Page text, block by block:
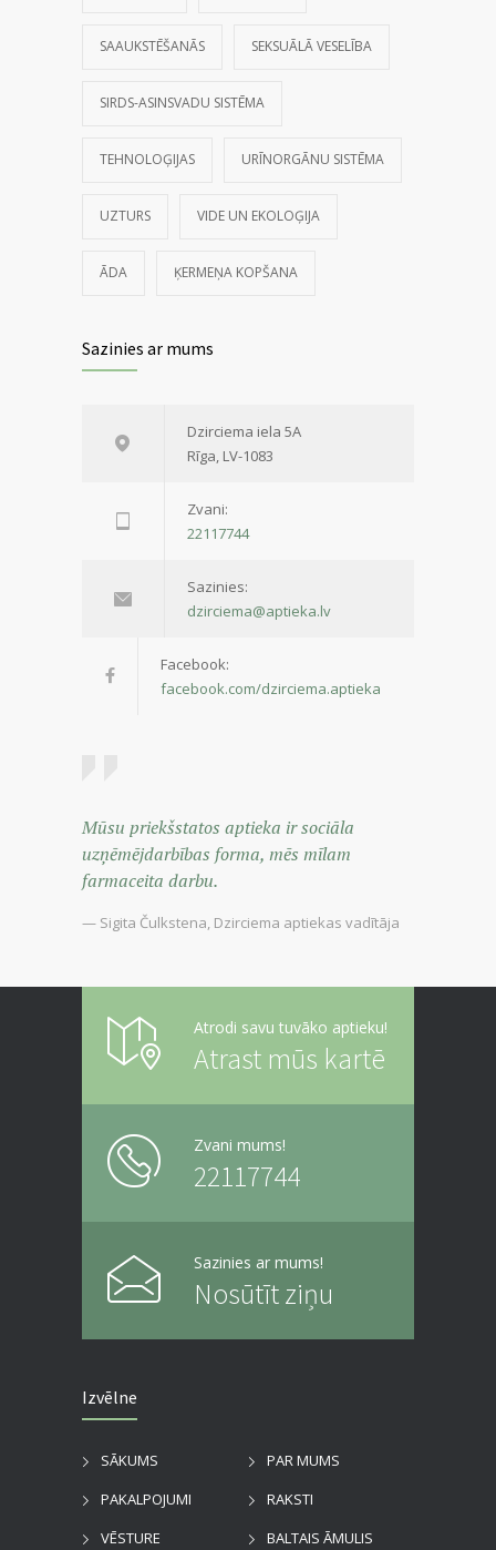
SAAUKSTĒŠANĀS SEKSUĀLĀ VESELĪBA
SIRDS-ASINSVADU SISTĒMA
TEHNOLOĢIJAS URĪNORGĀNU SISTĒMA
UZTURS VIDE UN EKOLOĢIJA
ĀDA ĶERMEŅA KOPŠANA
Sazinies ar mums
Dzirciema iela 5A
Rīga, LV-1083
Zvani:
22117744
Sazinies:
dzirciema@aptieka.lv
Facebook:
facebook.com/dzirciema.aptieka
Mūsu priekšstatos aptieka ir sociāla
uzņēmējdarbības forma, mēs mīlam
farmaceita darbu.
— Sigita Čulkstena, Dzirciema aptiekas vadītāja
Atrodi savu tuvāko aptieku!
Atrast mūs kartē
Zvani mums!
22117744
Sazinies ar mums!
Nosūtīt ziņu
Izvēlne
SĀKUMS
PAR MUMS
PAKALPOJUMI
RAKSTI
VĒSTURE
BALTAIS ĀMULIS